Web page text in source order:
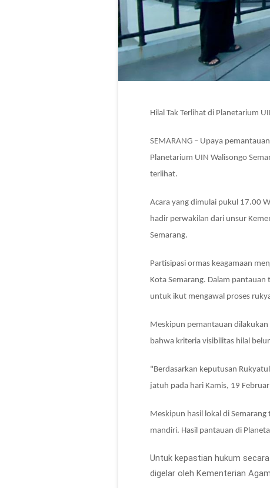
Hilal Tak Terlihat di Planetarium
SEMARANG – Upaya
Planetarium UIN Walisongo
terlihat.
Acara yang dimulai pukul 17.00
hadir perwakilan dari unsur
Semarang.
Partisipasi ormas keagamaan
Kota Semarang. Dalam
untuk ikut mengawal proses
Meskipun pemantauan
bahwa kriteria visibilitas hilal
"Berdasarkan keputusan
jatuh pada hari Kamis, 19
Meskipun hasil lokal di
mandiri. Hasil pantauan di
Untuk kepastian hukum
digelar oleh Kementerian